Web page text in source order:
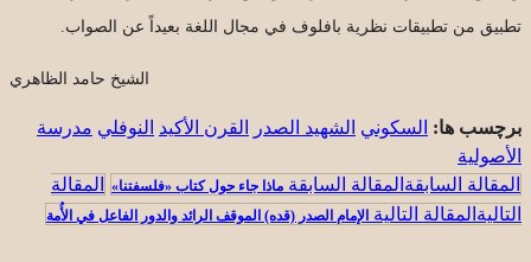
تطبيق من تطبيقات نظرية بافلوف في مجال اللغة بعيداً عن الصواب.
الشيخ حامد الظاهري
برچسب ها: السكوني الشهيد الصدر القرن الأكيد النوفلي مدرسة
الأصولية
المقالة السابقة ماذا جاء حول كتاب «فلسفتنا»
المقالة التالية الإمام الصدر (قده) الموقف الرائد والدور الفاعل في الأُمة